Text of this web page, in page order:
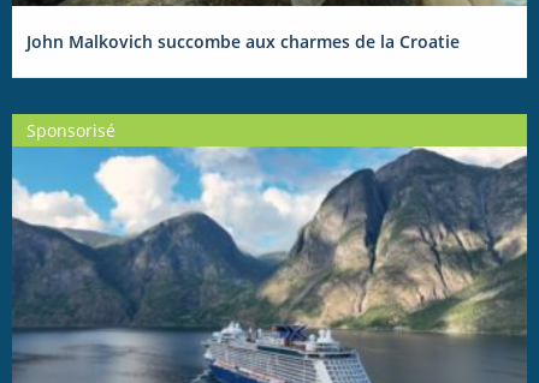
John Malkovich succombe aux charmes de la Croatie
Sponsorisé